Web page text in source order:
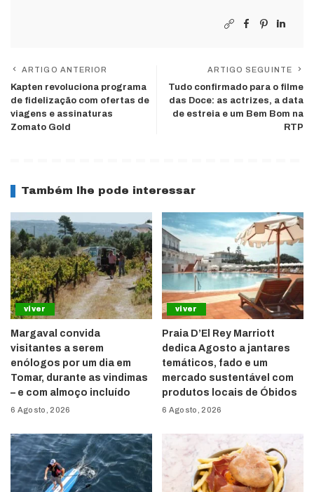
ARTIGO ANTERIOR
Kapten revoluciona programa
de fidelização com ofertas de
viagens e assinaturas
Zomato Gold
ARTIGO SEGUINTE
Tudo confirmado para o filme
das Doce: as actrizes, a data
de estreia e um Bem Bom na
RTP
Também lhe pode interessar
viver
Margaval convida
visitantes a serem
enólogos por um dia em
Tomar, durante as vindimas
– e com almoço incluído
6 Agosto, 2026
viver
Praia D’El Rey Marriott
dedica Agosto a jantares
temáticos, fado e um
mercado sustentável com
produtos locais de Óbidos
6 Agosto, 2026